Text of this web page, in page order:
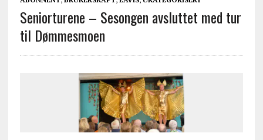
Seniorturene – Sesongen avsluttet med tur
til Dømmesmoen